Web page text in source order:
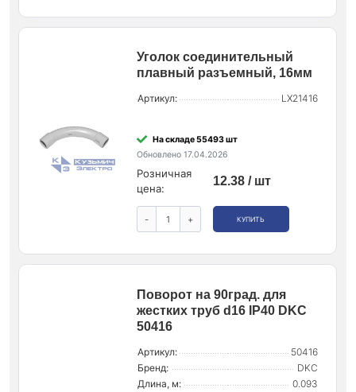
Уголок соединительный
плавный разъемный, 16мм
Артикул: LX21416
На складе 55493 шт
Обновлено 17.04.2026
Розничная
цена:
12.38 / шт
- + КУПИТЬ
Поворот на 90град. для
жестких труб d16 IP40 DKC
50416
Артикул:
50416
Бренд:
DKC
Длина, м:
0.093